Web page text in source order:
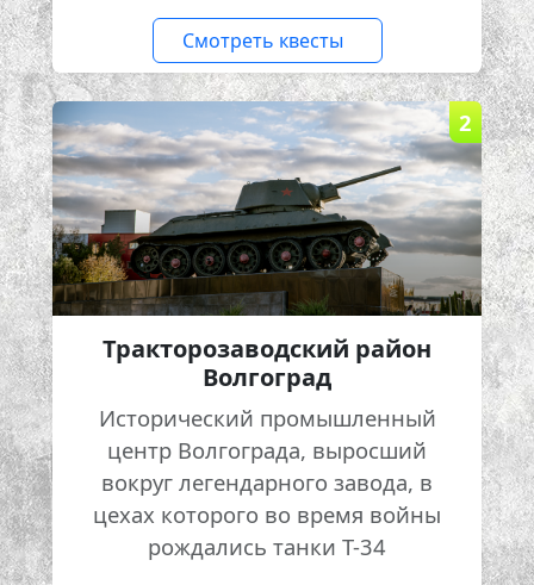
Смотреть квесты
2
Тракторозаводский район
Волгоград
Исторический промышленный
центр Волгограда, выросший
вокруг легендарного завода, в
цехах которого во время войны
рождались танки Т-34